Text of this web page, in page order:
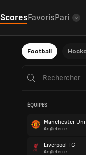
ScoresFavorisPari
Football
ÉQUIPES
Manchester
Angleterre
Liverpool FC
Angleterre